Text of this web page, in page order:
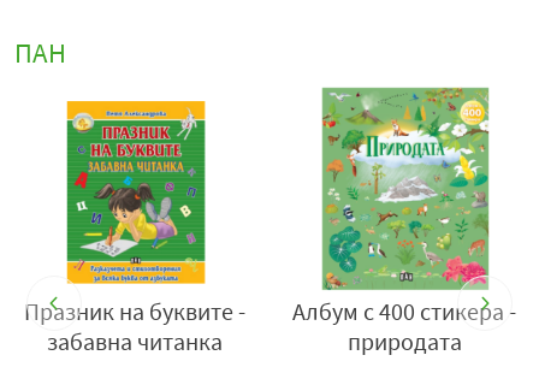
ПАН
Животните от
фермата - аз обичам
5 първи умения - Да
научим лесно